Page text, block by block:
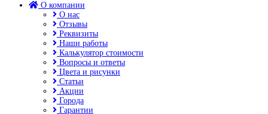
О компании
О нас
Отзывы
Реквизиты
Наши работы
Калькулятор стоимости
Вопросы и ответы
Цвета и рисунки
Статьи
Акции
Города
Гарантии